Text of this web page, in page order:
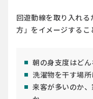
回遊動線を取り入れ
方」をイメージするこ
朝の身支度はど
洗濯物を干す場
来客が多いのか